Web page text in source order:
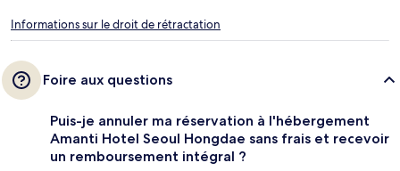
Informations sur le droit de rétractation
Foire aux questions
Puis-je annuler ma réservation à l'hébergement
Amanti Hotel Seoul Hongdae sans frais et recevoir
un remboursement intégral ?